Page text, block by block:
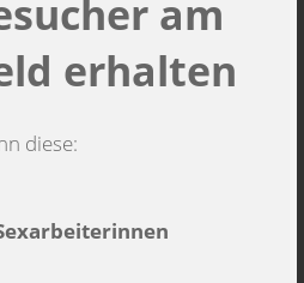
am
erhalten
diese: